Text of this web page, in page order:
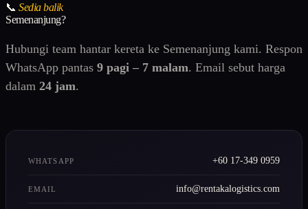
📞Sedia balik
Semenanjung?
Hubungi team hantar kereta ke Semenanjung kami. Respon
WhatsApp pantas 9 pagi – 7 malam. Email sebut harga
dalam 24 jam.
WHATSAPP +60 17-349 0959
EMAIL info@rentakalogistics.com